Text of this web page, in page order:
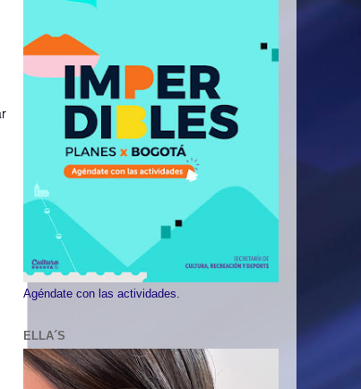
Agéndate con las actividades.
ELLA´S